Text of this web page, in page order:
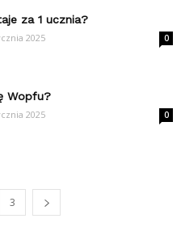
za 1 ucznia?
2025 0
Wopfu?
2025 0
3